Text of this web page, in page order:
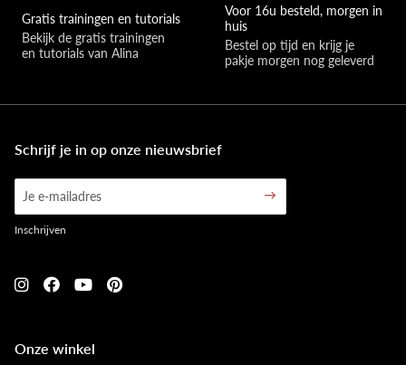
Gratis trainingen en tutorials
Bekijk de gratis trainingen
en tutorials van Alina
Voor 16u besteld, morgen in
huis
Bestel op tijd en krijg je
pakje morgen nog geleverd
Onze winkel
Schrijf je in op onze nieuwsbrief
Inschrijven